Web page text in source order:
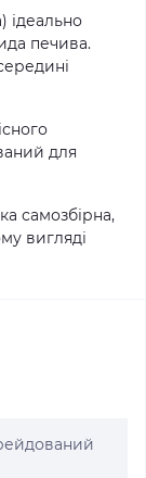
ідеально
печива.
для
самозбірна,
вигляді